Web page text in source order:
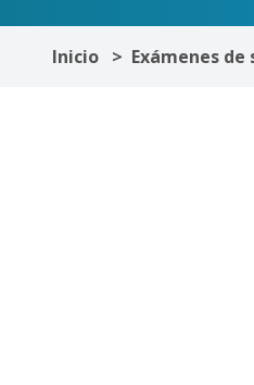
Inicio Exámenes